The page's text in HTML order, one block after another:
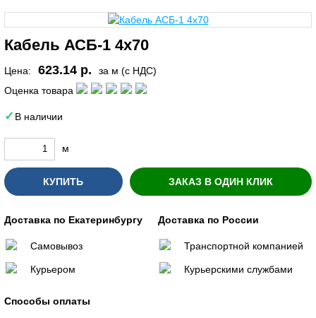
Кабель АСБ-1 4х70
Цена: 623.14 р.
за м (с НДС)
Оценка товара
В наличии
м
КУПИТЬ ЗАКАЗ В ОДИН КЛИК
Доставка по Екатеринбургу
Самовывоз
Курьером
Доставка по России
Транспортной компанией
Курьерскими службами
Способы оплаты